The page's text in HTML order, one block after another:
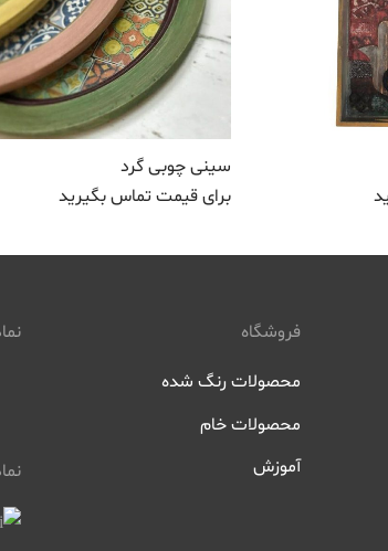
سینی چوبی گرد
برای قیمت تماس بگیرید
فروشگاه
محصولات رنگ شده
محصولات خام
آموزش